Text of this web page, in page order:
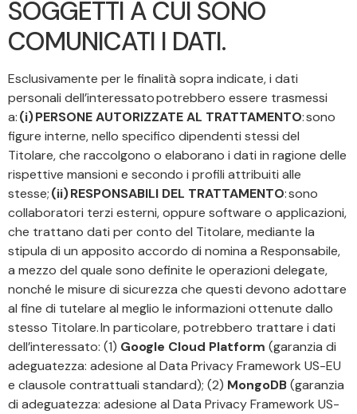
SOGGETTI A CUI SONO
COMUNICATI I DATI.
Esclusivamente per le finalità sopra indicate, i dati
personali dell’interessato potrebbero essere trasmessi
a:(i) PERSONE AUTORIZZATE AL TRATTAMENTO: sono
figure interne, nello specifico dipendenti stessi del
Titolare, che raccolgono o elaborano i dati in ragione delle
rispettive mansioni e secondo i profili attribuiti alle
stesse;(ii) RESPONSABILI DEL TRATTAMENTO: sono
collaboratori terzi esterni, oppure software o applicazioni,
che trattano dati per conto del Titolare, mediante la
stipula di un apposito accordo di nomina a Responsabile,
a mezzo del quale sono definite le operazioni delegate,
nonché le misure di sicurezza che questi devono adottare
al fine di tutelare al meglio le informazioni ottenute dallo
stesso Titolare. In particolare, potrebbero trattare i dati
dell’interessato: (1) Google Cloud Platform (garanzia di
adeguatezza: adesione al Data Privacy Framework US-EU
e clausole contrattuali standard); (2) MongoDB(garanzia
di adeguatezza: adesione al Data Privacy Framework US-